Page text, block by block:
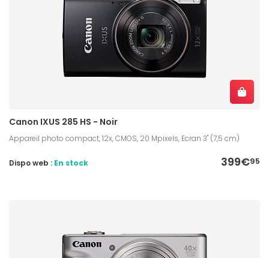
Canon IXUS 285 HS - Noir
Appareil photo compact, 12x, CMOS, 20 Mpixels, Ecran 3" (7,5 cm)
399€95
Dispo web : En stock